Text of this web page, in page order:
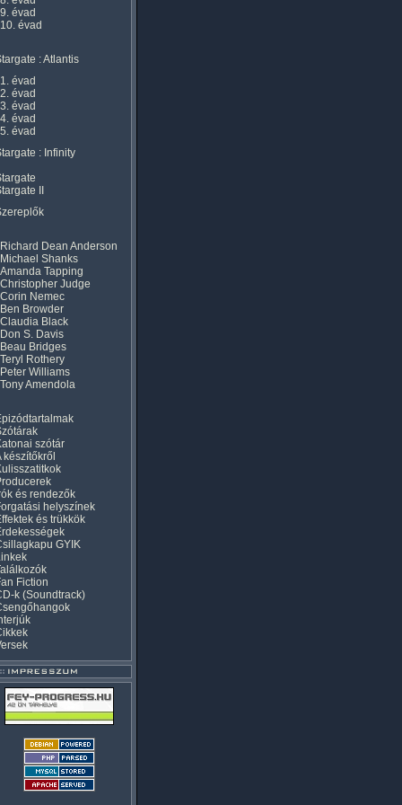
9. évad
10. évad
: Atlantis
1. évad
2. évad
3. évad
4. évad
5. évad
: Infinity
II
Richard Dean Anderson
Michael Shanks
Amanda Tapping
Christopher Judge
Corin Nemec
Ben Browder
Claudia Black
Don S. Davis
Beau Bridges
Teryl Rothery
Peter Williams
Tony Amendola
szótár
készítőkről
és rendezők
helyszínek
és trükkök
GYIK
Fiction
k (Soundtrack)